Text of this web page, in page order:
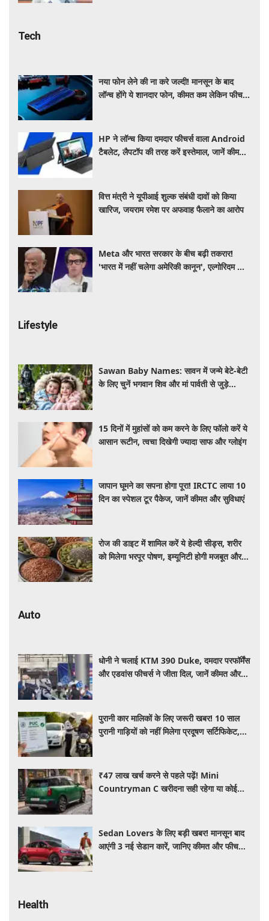
Tech
नया फोन लेने की ना करे जल्दी! मानसून के बाद
लॉन्च होंगे ये शानदार फोन, कीमत कम लेकिन फीचर्स
HP ने लॉन्च किया दमदार फीचर्स वाला Android
टैबलेट, लैपटॉप की तरह करें इस्तेमाल, जानें कीमत,
वित्त मंत्री ने यूपीआई शुल्क संबंधी दावों को किया
खारिज, जयराम रमेश पर अफवाह फैलाने का आरोप
Meta और भारत सरकार के बीच बढ़ी तकरार!
'भारत में नहीं चलेगा अमेरिकी कानून', एल्गोरिदम को
Lifestyle
Sawan Baby Names: सावन में जन्मे बेटे-बेटी
के लिए चुनें भगवान शिव और मां पार्वती से जुड़े
15 दिनों में मुहांसों को कम करने के लिए फॉलो करें ये
आसान रूटीन, त्वचा दिखेगी ज्यादा साफ और ग्लोइंग
जापान घूमने का सपना होगा पूरा! IRCTC लाया 10
दिन का स्पेशल टूर पैकेज, जानें कीमत और सुविधाएं
रोज की डाइट में शामिल करें ये हेल्दी सीड्स, शरीर
को मिलेगा भरपूर पोषण, इम्यूनिटी होगी मजबूत और
Auto
धोनी ने चलाई KTM 390 Duke, दमदार परफॉर्मेंस
और एडवांस फीचर्स ने जीता दिल, जानें कीमत और
पुरानी कार मालिकों के लिए जरूरी खबर! 10 साल
पुरानी गाड़ियों को नहीं मिलेगा प्रदूषण सर्टिफिकेट,
₹47 लाख खर्च करने से पहले पढ़ें! Mini
Countryman C खरीदना सही रहेगा या कोई
Sedan Lovers के लिए बड़ी खबर! मानसून बाद
आएंगी 3 नई सेडान कारें, जानिए कीमत और फीचर्स
Health